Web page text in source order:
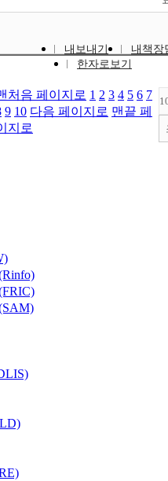
내보내기
내책장
한자로보기
처음 페이지로 1 2 3 4 5 6 7
9 10 다음 페이지로 맨끝 페
지로